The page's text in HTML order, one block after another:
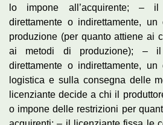
lo impone all’acquirente; – il
direttamente o indirettamente,
produzione (per quanto attiene ai
ai metodi di produzione); – il
direttamente o indirettamente,
logistica e sulla consegna delle
licenziante decide a chi il
o impone delle restrizioni per